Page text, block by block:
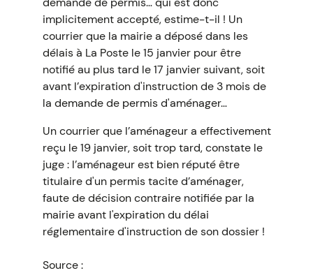
implicitement accepté, estime-t-il ! Un
courrier que la mairie a déposé dans les
délais à La Poste le 15 janvier pour être
notifié au plus tard le 17 janvier suivant, soit
avant l’expiration d'instruction de 3 mois de
la demande de permis d'aménager…
Un courrier que l’aménageur a effectivement
reçu le 19 janvier, soit trop tard, constate le
juge : l’aménageur est bien réputé être
titulaire d'un permis tacite d’aménager,
faute de décision contraire notifiée par la
mairie avant l'expiration du délai
réglementaire d'instruction de son dossier !
Source :